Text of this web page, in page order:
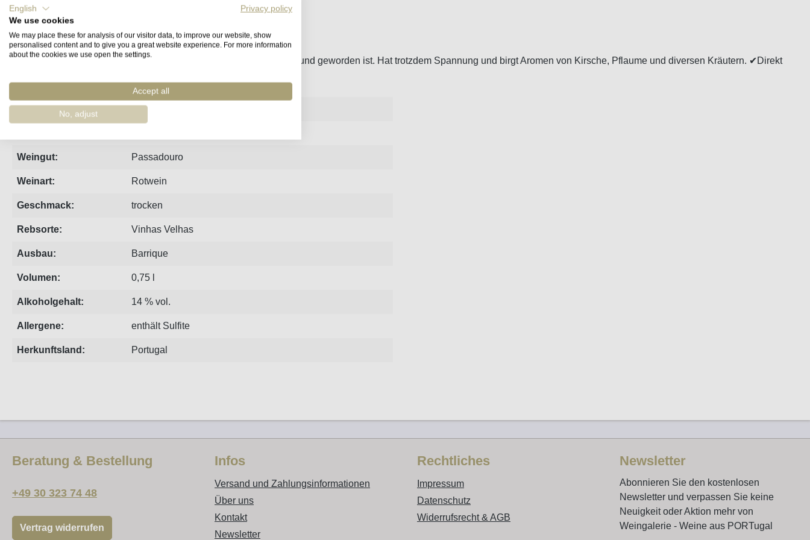
Steckbrief Produzent
Sehr kraftvoller und dichter Wein der durch seine Reife wunderbar rund geworden ist. Hat trotzdem Spannung und birgt Aromen von Kirsche, Pflaume und diversen Kräutern. ✔Direkt
Jahrgang: 2006
Weingut: Passadouro
Weinart: Rotwein
Geschmack: trocken
Rebsorte: Vinhas Velhas
Ausbau: Barrique
Volumen: 0,75 l
Alkoholgehalt: 14 % vol.
Allergene: enthält Sulfite
Herkunftsland: Portugal
Beratung & Bestellung
+49 30 323 74 48
Vertrag widerrufen
Infos
Versand und Zahlungsinformationen
Über uns
Kontakt
Newsletter
Rechtliches
Impressum
Datenschutz
Widerrufsrecht & AGB
Newsletter
Abonnieren Sie den kostenlosen
Newsletter und verpassen Sie keine
Neuigkeit oder Aktion mehr von
Weingalerie - Weine aus PORTugal
English
Privacy policy
We use cookies
We may place these for analysis of our visitor data, to improve our website, show
personalised content and to give you a great website experience. For more information
about the cookies we use open the settings.
Accept all
No, adjust